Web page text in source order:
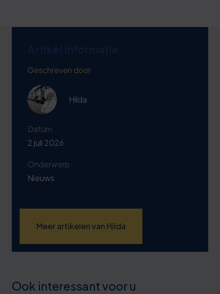
Geschreven door
Hilda
Datum
2 juli 2026
Onderwerp
Nieuws
Meer artikelen van Hilda
Ook interessant voor u